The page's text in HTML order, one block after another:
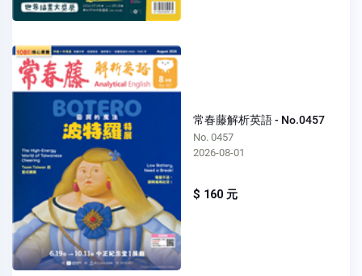
常春藤解析英語 - No.0457
No. 0457
2026-08-01
$ 160 元